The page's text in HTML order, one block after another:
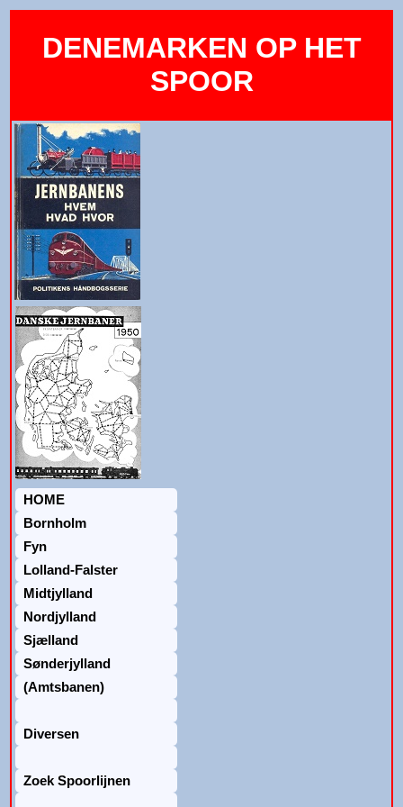
DENEMARKEN OP HET
SPOOR
HOME
Bornholm
Fyn
Lolland-Falster
Midtjylland
Nordjylland
Sjælland
Sønderjylland
(Amtsbanen)
Diversen
Zoek Spoorlijnen